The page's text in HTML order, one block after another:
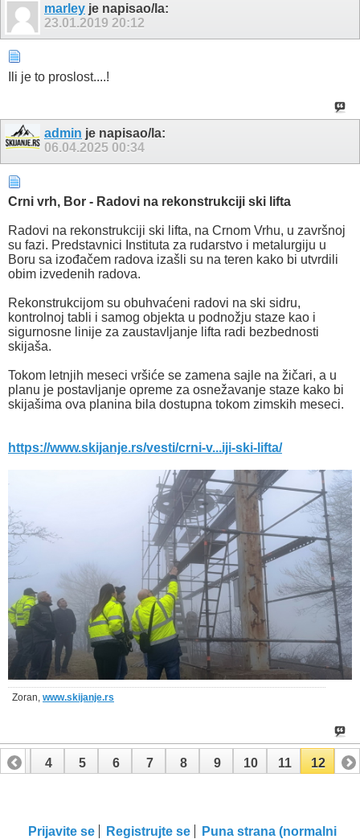
marley je napisao/la:
23.01.2019 20:12
Ili je to proslost....!
admin je napisao/la:
06.04.2025 00:34
Crni vrh, Bor - Radovi na rekonstrukciji ski lifta
Radovi na rekonstrukciji ski lifta, na Crnom Vrhu, u završnoj
su fazi. Predstavnici Instituta za rudarstvo i metalurgiju u
Boru sa izođačem radova izašli su na teren kako bi utvrdili
obim izvedenih radova.
Rekonstrukcijom su obuhvaćeni radovi na ski sidru,
kontrolnoj tabli i samog objekta u podnožju staze kao i
sigurnosne linije za zaustavljanje lifta radi bezbednosti
skijaša.
Tokom letnjih meseci vršiće se zamena sajle na žičari, a u
planu je postavljanje opreme za osnežavanje staze kako bi
skijašima ova planina bila dostupna tokom zimskih meseci.
https://www.skijanje.rs/vesti/crni-v...iji-ski-lifta/
Zoran, www.skijanje.rs
3 4 5 6 7 8 9 10 11 12
Prijavite se Registrujte se
Puna strana (normalni